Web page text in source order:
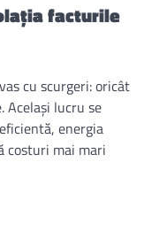
facturile
cu scurgeri: oricât
Același lucru se
energia
costuri mai mari